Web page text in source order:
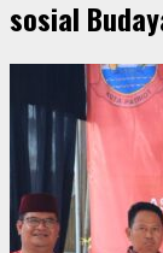
sosial